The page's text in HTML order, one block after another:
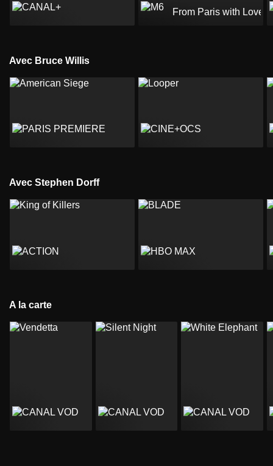
From Paris with Love
Avec Bruce Willis
Avec Stephen Dorff
A la carte